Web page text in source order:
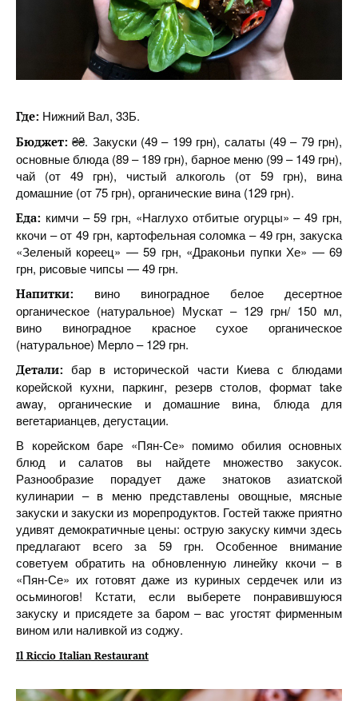
Где: Нижний Вал, 33Б.
Бюджет: ₴₴. Закуски (49 – 199 грн), салаты (49 – 79 грн),
основные блюда (89 – 189 грн), барное меню (99 – 149 грн),
чай (от 49 грн), чистый алкоголь (от 59 грн), вина
домашние (от 75 грн), органические вина (129 грн).
Еда: кимчи – 59 грн, «Наглухо отбитые огурцы» – 49 грн,
ккочи – от 49 грн, картофельная соломка – 49 грн, закуска
«Зеленый кореец» — 59 грн, «Драконьи пупки Хе» — 69
грн, рисовые чипсы — 49 грн.
Напитки: вино виноградное белое десертное
органическое (натуральное) Мускат – 129 грн/ 150 мл,
вино виноградное красное сухое органическое
(натуральное) Мерло – 129 грн.
Детали: бар в исторической части Киева с блюдами
корейской кухни, паркинг, резерв столов, формат take
away, органические и домашние вина, блюда для
вегетарианцев, дегустации.
В корейском баре «Пян-Се» помимо обилия основных
блюд и салатов вы найдете множество закусок.
Разнообразие порадует даже знатоков азиатской
кулинарии – в меню представлены овощные, мясные
закуски и закуски из морепродуктов. Гостей также приятно
удивят демократичные цены: острую закуску кимчи здесь
предлагают всего за 59 грн. Особенное внимание
советуем обратить на обновленную линейку ккочи – в
«Пян-Се» их готовят даже из куриных сердечек или из
осьминогов! Кстати, если выберете понравившуюся
закуску и присядете за баром – вас угостят фирменным
вином или наливкой из соджу.
Il Riccio Italian Restaurant